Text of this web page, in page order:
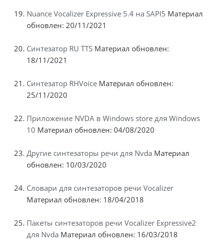
Nuance Vocalizer Expressive 5.4 на SAPI5 Материал
обновлен: 20/11/2021
Синтезатор RU TTS Материал обновлен:
18/11/2021
Синтезатор RHVoice Материал обновлен:
25/11/2020
Приложение NVDA в Windows store для Windows
10 Материал обновлен: 04/08/2020
Другие синтезаторы речи для Nvda Материал
обновлен: 10/03/2020
Словари для синтезаторов речи Vocalizer
Материал обновлен: 18/04/2018
Пакеты синтезаторов речи Vocalizer Expressive2
для Nvda Материал обновлен: 16/03/2018